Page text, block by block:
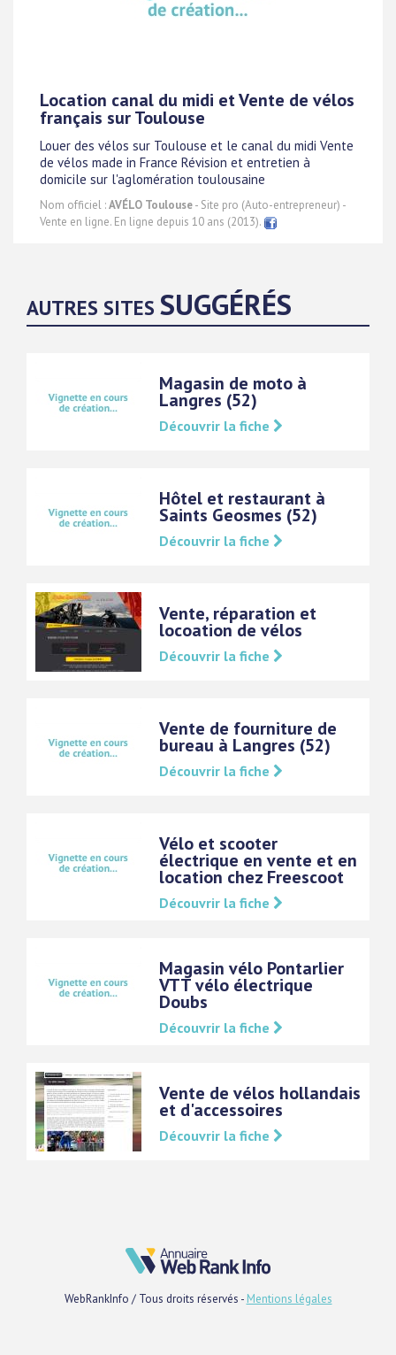
Location canal du midi et Vente de vélos
français sur Toulouse
Louer des vélos sur Toulouse et le canal du midi Vente
de vélos made in France Révision et entretien à
domicile sur l'aglomération toulousaine
Nom officiel :AVÉLO Toulouse- Site pro (Auto-entrepreneur) -
Vente en ligne. En ligne depuis 10 ans (2013).
AUTRES SITES SUGGÉRÉS
Magasin de moto à
Langres (52)
Découvrir la fiche
Hôtel et restaurant à
Saints Geosmes (52)
Découvrir la fiche
Vente, réparation et
locoation de vélos
Découvrir la fiche
Vente de fourniture de
bureau à Langres (52)
Découvrir la fiche
Vélo et scooter
électrique en vente et en
location chez Freescoot
Découvrir la fiche
Magasin vélo Pontarlier
VTT vélo électrique
Doubs
Découvrir la fiche
Vente de vélos hollandais
et d'accessoires
Découvrir la fiche
WebRankInfo / Tous droits réservés - Mentions légales